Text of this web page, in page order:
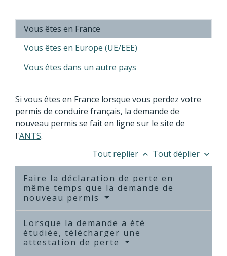
Vous êtes en France
Vous êtes en Europe (UE/EEE)
Vous êtes dans un autre pays
Si vous êtes en France lorsque vous perdez votre
permis de conduire français, la demande de
nouveau permis se fait en ligne sur le site de
l'ANTS.
Tout replier keyboard_arrow_up Tout déplier keyboard_arrow_down
Faire la déclaration de perte en
même temps que la demande de
nouveau permis
Lorsque la demande a été
étudiée, télécharger une
attestation de perte